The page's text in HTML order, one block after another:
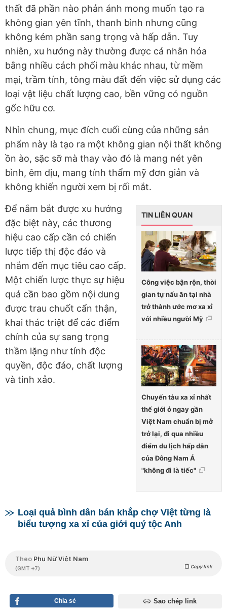
thất đã phần nào phản ánh mong muốn tạo ra
không gian yên tĩnh, thanh bình nhưng cũng
không kém phần sang trọng và hấp dẫn. Tuy
nhiên, xu hướng này thường được cá nhân hóa
bằng nhiều cách phối màu khác nhau, từ mềm
mại, trầm tính, tông màu đất đến việc sử dụng các
loại vật liệu chất lượng cao, bền vững có nguồn
gốc hữu cơ.
Nhìn chung, mục đích cuối cùng của những sản
phẩm này là tạo ra một không gian nội thất không
ồn ào, sặc sỡ mà thay vào đó là mang nét yên
bình, êm dịu, mang tính thẩm mỹ đơn giản và
không khiến người xem bị rối mắt.
TIN LIÊN QUAN
Công việc bận rộn, thời
gian tự nấu ăn tại nhà
trở thành ước mơ xa xỉ
với nhiều người Mỹ
Chuyến tàu xa xỉ nhất
thế giới ở ngay gần
Việt Nam chuẩn bị mở
trở lại, đi qua nhiều
điểm du lịch hấp dẫn
của Đông Nam Á
"không đi là tiếc"
Để nắm bắt được xu hướng
đặc biệt này, các thương
hiệu cao cấp cần có chiến
lược tiếp thị độc đáo và
nhắm đến mục tiêu cao cấp.
Một chiến lược thực sự hiệu
quả cần bao gồm nội dung
được trau chuốt cẩn thận,
khai thác triệt để các điểm
chính của sự sang trọng
thầm lặng như tính độc
quyền, độc đáo, chất lượng
và tinh xảo.
Loại quả bình dân bán khắp chợ Việt từng là
biểu tượng xa xỉ của giới quý tộc Anh
Theo Phụ Nữ Việt Nam
(GMT +7) Copy link
Chia sẻ Sao chép link